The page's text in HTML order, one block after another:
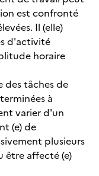
est confronté
Il (elle)
d'activité
horaire
des tâches de
à
varier d'un
(e) de
plusieurs
être affecté (e)